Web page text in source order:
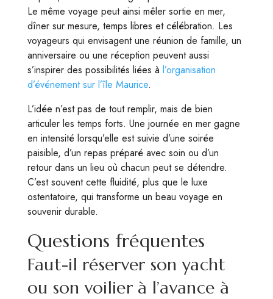
Le même voyage peut ainsi mêler sortie en mer,
dîner sur mesure, temps libres et célébration. Les
voyageurs qui envisagent une réunion de famille, un
anniversaire ou une réception peuvent aussi
s’inspirer des possibilités liées à l’organisation
d’événement sur l’île Maurice.
L’idée n’est pas de tout remplir, mais de bien
articuler les temps forts. Une journée en mer gagne
en intensité lorsqu’elle est suivie d’une soirée
paisible, d’un repas préparé avec soin ou d’un
retour dans un lieu où chacun peut se détendre.
C’est souvent cette fluidité, plus que le luxe
ostentatoire, qui transforme un beau voyage en
souvenir durable.
Questions fréquentes
Faut-il réserver son yacht
ou son voilier à l’avance à